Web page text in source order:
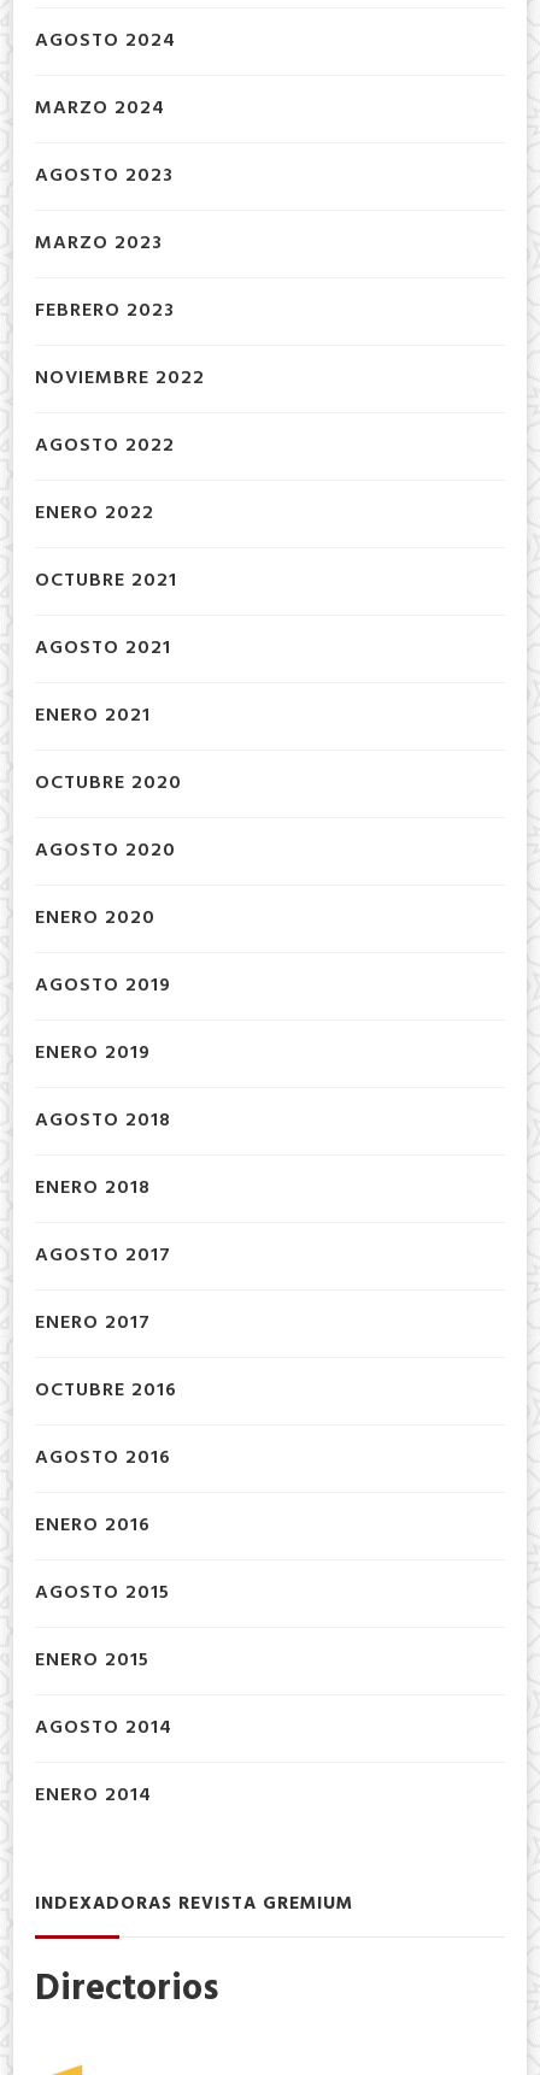
AGOSTO 2024
MARZO 2024
AGOSTO 2023
MARZO 2023
FEBRERO 2023
NOVIEMBRE 2022
AGOSTO 2022
ENERO 2022
OCTUBRE 2021
AGOSTO 2021
ENERO 2021
OCTUBRE 2020
AGOSTO 2020
ENERO 2020
AGOSTO 2019
ENERO 2019
AGOSTO 2018
ENERO 2018
AGOSTO 2017
ENERO 2017
OCTUBRE 2016
AGOSTO 2016
ENERO 2016
AGOSTO 2015
ENERO 2015
AGOSTO 2014
ENERO 2014
INDEXADORAS REVISTA GREMIUM
Directorios